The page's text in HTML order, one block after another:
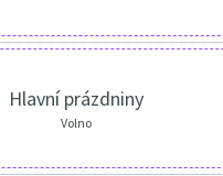
Hlavní prázdniny
Volno